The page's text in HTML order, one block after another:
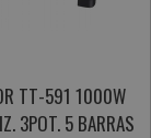
TT-591 1000W
3POT. 5 BARRAS